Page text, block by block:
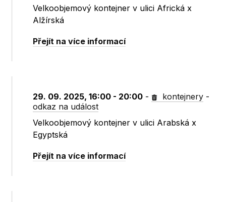
Velkoobjemový kontejner v ulici Africká x
Alžírská
Přejít na více informací
29. 09. 2025, 16:00 - 20:00 - kontejnery -
odkaz na událost
Velkoobjemový kontejner v ulici Arabská x
Egyptská
Přejít na více informací